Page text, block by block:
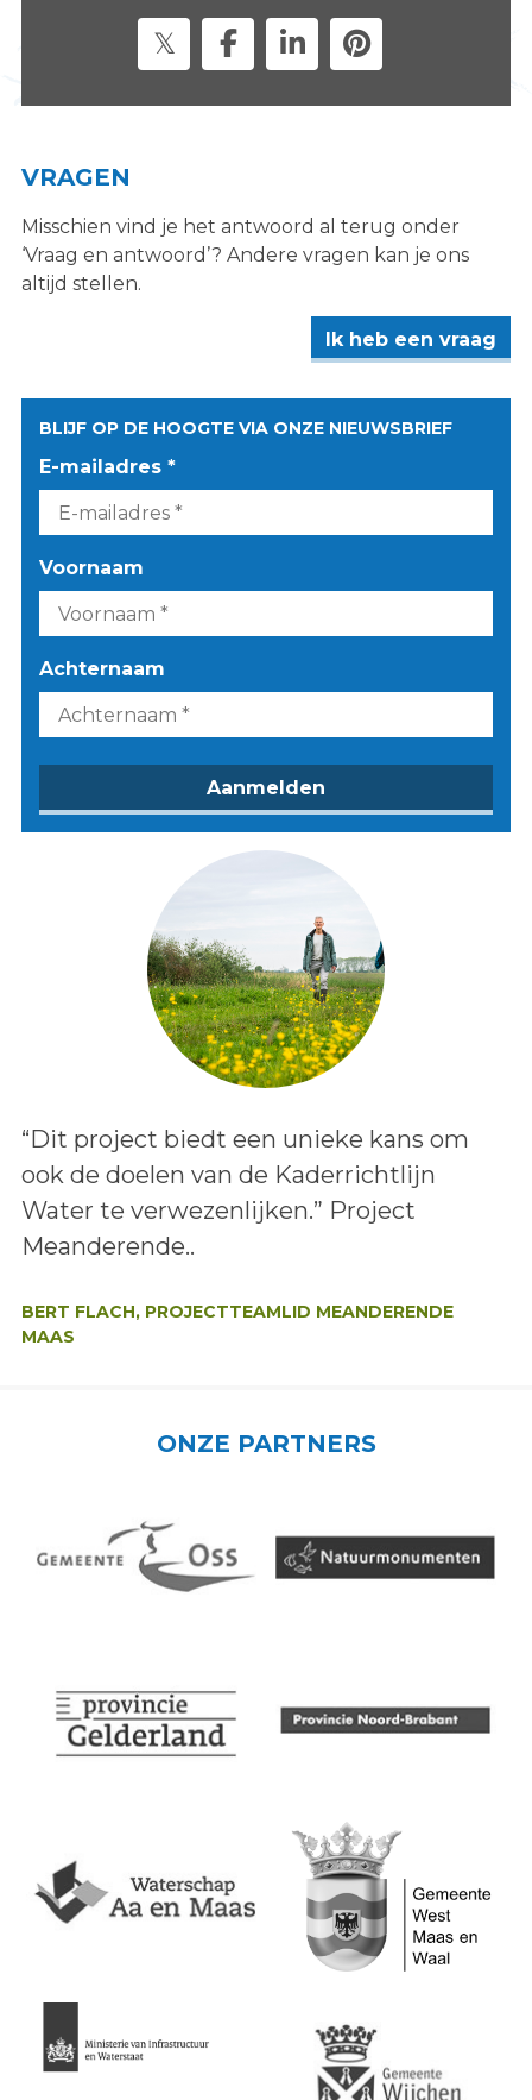
e
VRAGEN
Misschien vind je het antwoord al terug onder
‘Vraag en antwoord’? Andere vragen kan je ons
altijd stellen.
Ik heb een vraag
BLIJF OP DE HOOGTE VIA ONZE NIEUWSBRIEF
E-mailadres *
Voornaam
Achternaam
Lees het bericht:
“Dit project biedt een unieke kans om
ook de doelen van de Kaderrichtlijn
Water te verwezenlijken.” Project
Meanderende..
BERT FLACH, PROJECTTEAMLID MEANDERENDE
MAAS
ONZE PARTNERS